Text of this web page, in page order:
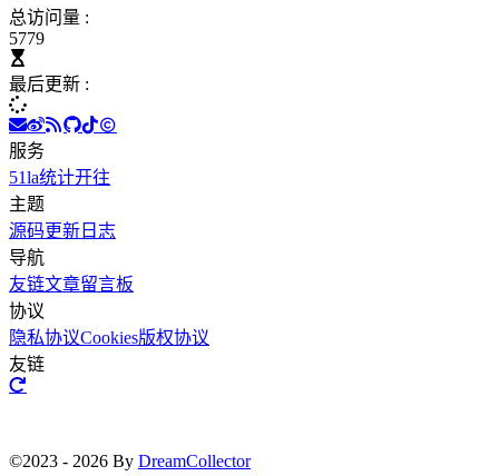
总访问量 :
5779
最后更新 :
服务
51la统计开往
主题
源码更新日志
导航
友链文章留言板
协议
隐私协议Cookies版权协议
友链
©2023 - 2026 By DreamCollector